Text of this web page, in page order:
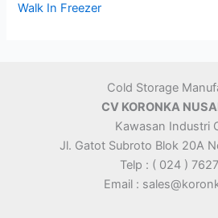
Walk In Freezer
Cold Storage
CV KORONKA
Kawasan Industri
Jl. Gatot Subroto Blok 20A
Telp : ( 024 )
Email :